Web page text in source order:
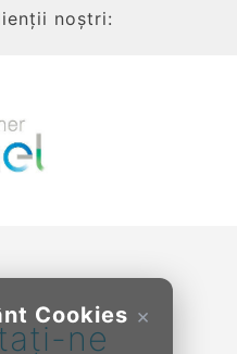
×
Cookies
noștri:
ne